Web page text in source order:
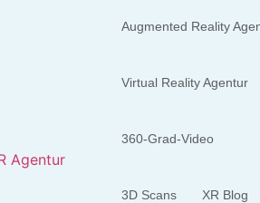
Augmented Reality
Virtual Reality Agentur
360-Grad-Video
3D Scans XR Blog